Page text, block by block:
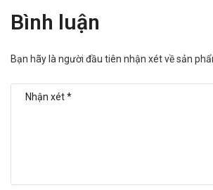
Bảo quản thuốc Lotemax ở nơi khô ráo,
tránh ánh sáng.
Tên: Bausch & Lomb Incorporated
hotline: Call/Zalo: 09017963288.
Bình luận
Bạn hãy là người đầu tiên nhận xét về sản